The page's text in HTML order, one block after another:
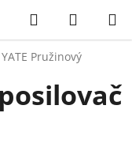
Hledat
KOŠÍK
YATE Pružinový